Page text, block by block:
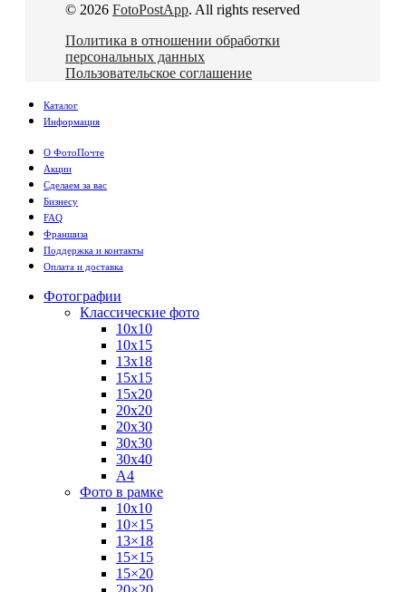
© 2026 FotoPostApp. All rights reserved
Политика в отношении обработки
персональных данных
Пользовательское соглашение
Каталог
Информация
О ФотоПочте
Акции
Сделаем за вас
Бизнесу
FAQ
Франшиза
Поддержка и контакты
Оплата и доставка
Фотографии
Классические фото
10х10
10х15
13х18
15х15
15х20
20х20
20х30
30х30
30х40
А4
Фото в рамке
10х10
10×15
13×18
15×15
15×20